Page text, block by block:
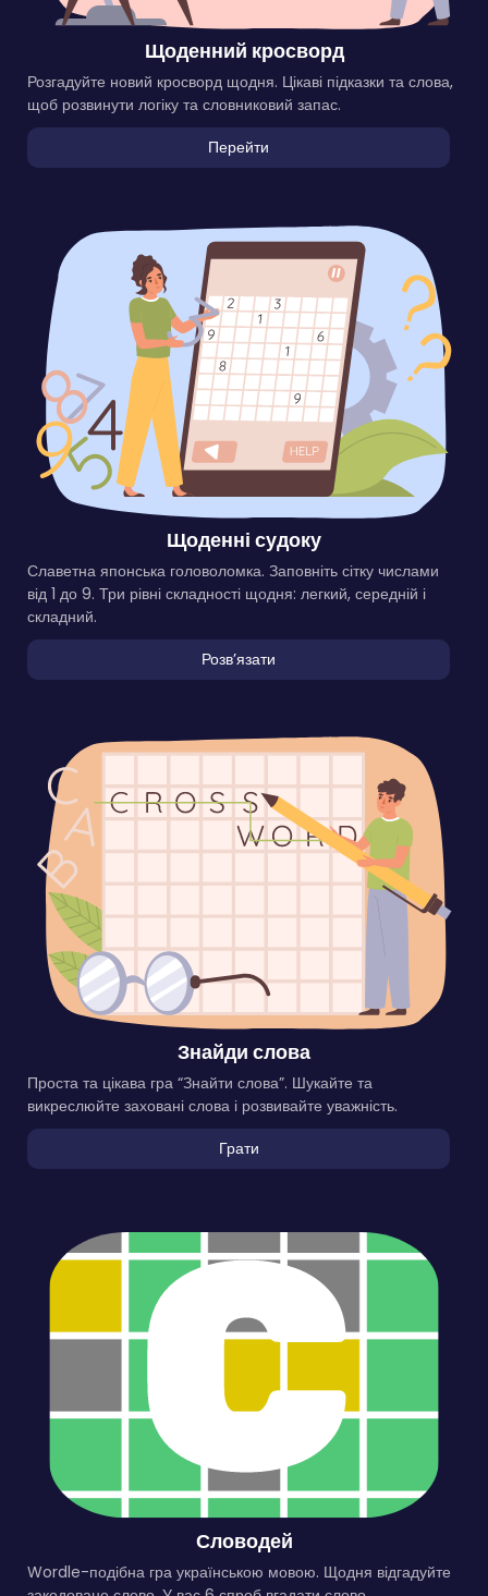
Щоденний кросворд
Розгадуйте новий кросворд щодня. Цікаві підказки та слова,
щоб розвинути логіку та словниковий запас.
Перейти
Щоденні судоку
Славетна японська головоломка. Заповніть сітку числами
від 1 до 9. Три рівні складності щодня: легкий, середній і
складний.
Розвʼязати
Знайди слова
Проста та цікава гра “Знайти слова”. Шукайте та
викреслюйте заховані слова і розвивайте уважність.
Грати
Словодей
Wordle-подібна гра українською мовою. Щодня відгадуйте